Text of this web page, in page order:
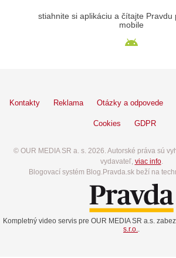
stiahnite si aplikáciu a čítajte Pravdu
mobile
Kontakty Reklama Otázky a odpovede
Cookies GDPR
© OUR MEDIA SR a. s. 2026. Autorské práva sú
vydavateľ, viac info.
Blogovací systém Blog.Pravda.sk beží na
Kompletný video servis pre OUR MEDIA SR a.s.
s.r.o..